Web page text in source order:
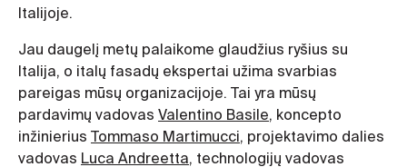
Italijoje.
Jau daugelį metų palaikome glaudžius ryšius su
Italija, o italų fasadų ekspertai užima svarbias
pareigas mūsų organizacijoje. Tai yra mūsų
pardavimų vadovas Valentino Basile, koncepto
inžinierius Tommaso Martimucci, projektavimo dalies
vadovas Luca Andreetta, technologijų vadovas